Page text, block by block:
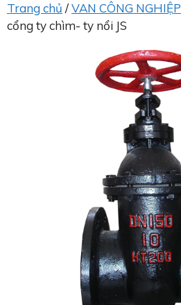
Trang chủ /VAN CÔNG NGHIỆP
cổng ty chìm- ty nổi JS